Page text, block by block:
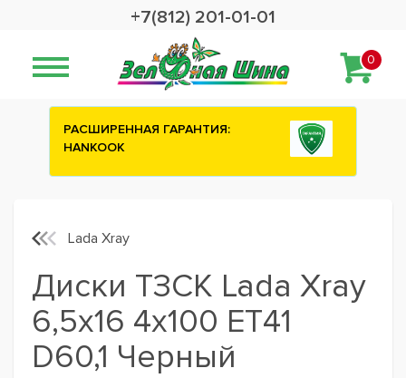
+7(812) 201-01-01
0
Сashback 2500 рублей на зимние
Lada Xray
Диски ТЗСК Lada Xray
6,5x16 4x100 ET41
D60,1 Черный